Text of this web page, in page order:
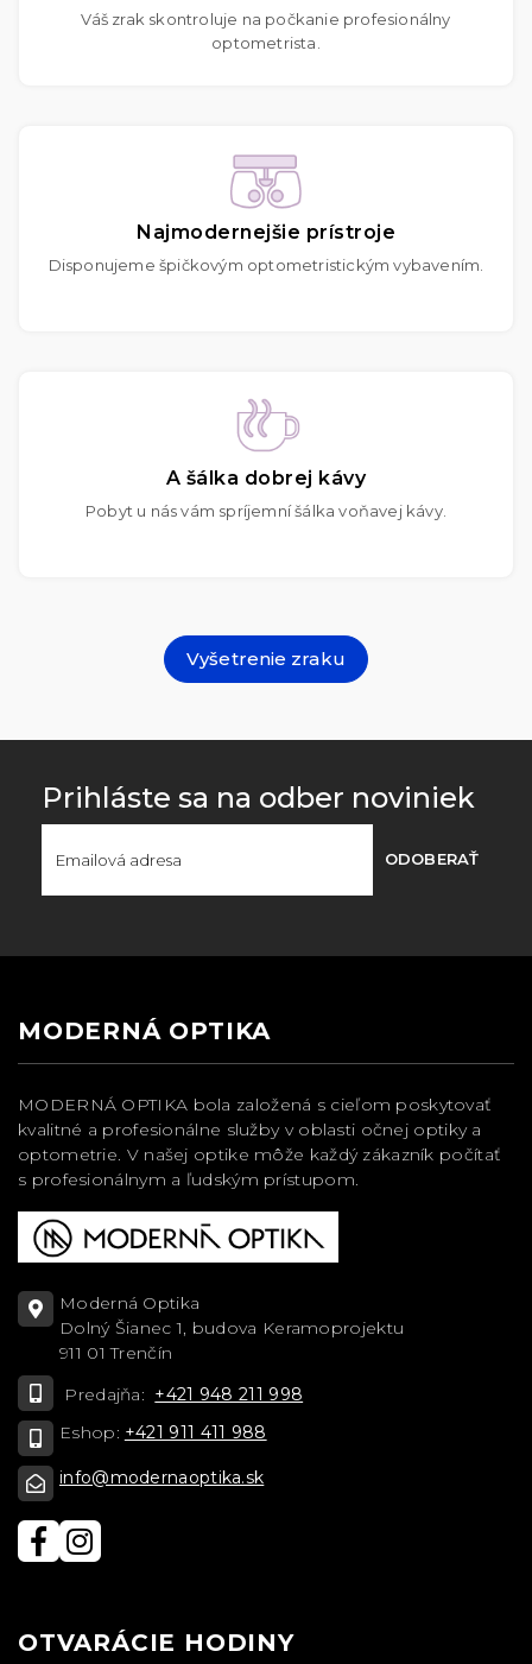
Váš zrak skontroluje na počkanie profesionálny
optometrista.
Najmodernejšie prístroje
Disponujeme špičkovým optometristickým vybavením.
A šálka dobrej kávy
Pobyt u nás vám spríjemní šálka voňavej kávy.
Vyšetrenie zraku
Prihláste sa na odber noviniek
ODOBERAŤ
MODERNÁ OPTIKA
MODERNÁ OPTIKA bola založená s cieľom poskytovať
kvalitné a profesionálne služby v oblasti očnej optiky a
optometrie. V našej optike môže každý zákazník počítať
s profesionálnym a ľudským prístupom.
Moderná Optika
Dolný Šianec 1, budova Keramoprojektu
911 01 Trenčín
Predajňa: +421 948 211 998
Eshop: +421 911 411 988
info@modernaoptika.sk
OTVARÁCIE HODINY